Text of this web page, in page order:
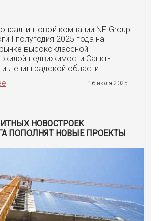
компании NF Group
I полугодия 2025 года на
высококлассной
жилой недвижимости Санкт-
Ленинградской области.
16 июля 2025 г.
НОВОСТРОЕК
ПОПОЛНЯТ НОВЫЕ ПРОЕКТЫ